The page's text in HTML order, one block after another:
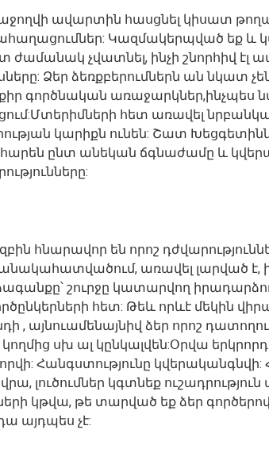
ավարտին հասցնել կիսատ
Կազմակերպված եք և
ժամանակ չվատնել, ինչի շնորհիվ էլ
Ձեր ձեռքբերումներն ան նկատ
գործնական առաջարկներ,ինչպես
հետ առավել
կարիքն ունեն: Շատ
ընտ անեկան ճգնաժամը և
հնարավոր են որոշ
առավել լարված է,
շուրջը կատարվող
հետ: Թեև որևէ մեկին
, այնուամենայնիվ ձեր որոշ
սխ ալ կընկալվեն:Օրվա
Հանգստությունը
լուծումներ կգտնեք
կթվա, թե տարված եք ձեր
այդպես չէ: